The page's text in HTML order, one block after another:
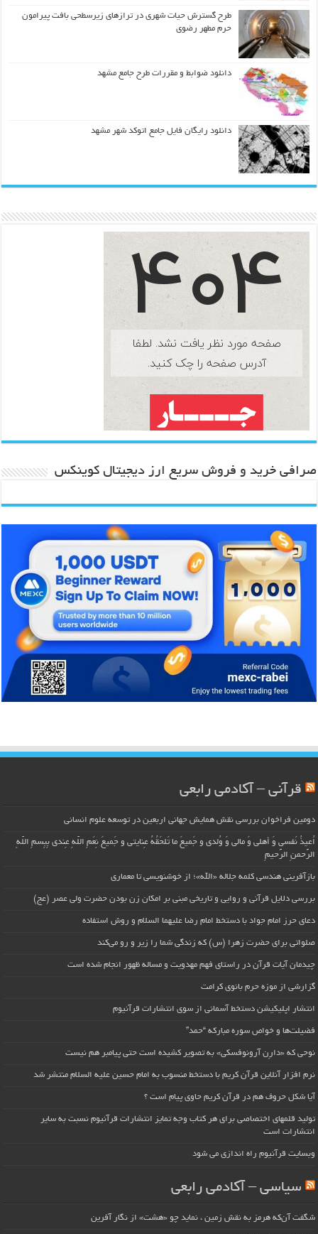
طرح گسترش حیات شهري در ترازهاي زیرسطحی بافت پیرامون
حرم مطهر رضوي
دانلود ضوابط و مقررات طرح جامع مشهد
دانلود رایگان فایل جامع اتوکد شهر مشهد
صرافی خرید و فروش سریع ارز دیجیتال کوینکس
قرآنی – آکادمی رابعی
دومین فراخوان بررسی نقش همایش جهانی اربعین در توسعه علوم انسانی
اُعیذُ نَفسی وَ أهلی وَ مالی وَ وُلدی و جَمیعَ ما تَلحَقُهُ عِنایتی و جَمیعَ نِعَمِ اللّهِ عِندی بِبِسمِ اللّهِ
الرَّحمنِ الرَّحیمِ
بازآفرینی هندسی کلمه جلاله «الله»؛ از خوشنویسی تا معماری
بررسی دلایل قرآنی و روایی و تاریخی مبنی بر امکان زن بودن حضرت ولی عصر (عج)
دعای حرز امام جواد با دستخط امام رضا علیهما السلام و روش استفاده
صلواتی برای حضرت زهرا (س) که زندگی شما را زیر و رو می‌کند
چیدمان آیات قرآن در راستای فهم مهدویت و مساله ظهور انجام شده است
گزارشی از موزه حرم بانوی کرامت
انتشار اپلیکیشن دستخط آسمانی از سوی انتشارات قرآنیوم
فضیلت‌ها و خواص سوره مبارکه “حمد”
نوحی که «دارِن آرونوفسکی» به تصویر کشیده است حتی پیامبر هم نیست
نرم افزار آنلاین قرآن کریم با دستخط منسوب به امام حسین علیه السلام منتشر شد
آیا شکل حروف هم در قرآن کریم حاوی پیام است ؟
تولید قلمهای اختصاصی برای هر کتاب وجه تمایز انتشارات قرآنیوم نسبت به سایر
انتشارات است
وبسایت قرآنیوم راه اندازی می شود
سیاسی – آکادمی رابعی
شگفت آن‌که هرمز به نقش زمین ، نماید چو «هشت» از نگار آفرین